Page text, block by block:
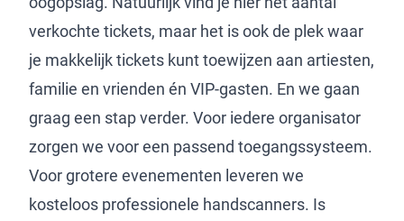
verkochte tickets, maar het is ook de plek waar
je makkelijk tickets kunt toewijzen aan artiesten,
familie en vrienden én VIP-gasten. En we gaan
graag een stap verder. Voor iedere organisator
zorgen we voor een passend toegangssysteem.
Voor grotere evenementen leveren we
kosteloos professionele handscanners. Is